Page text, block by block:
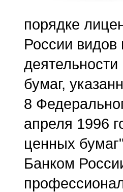
порядке
России
бумаг,
8
апреля 1996
ценных
Банком